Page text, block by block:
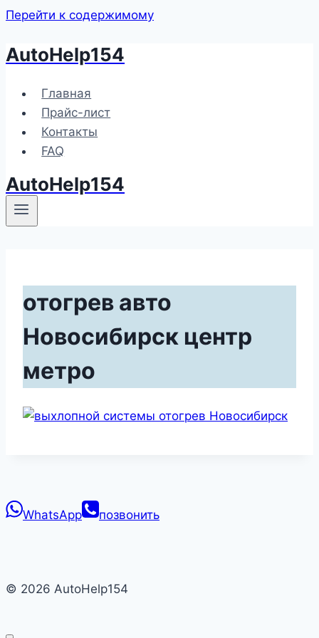
Перейти к содержимому
AutoHelp154
Главная
Прайс-лист
Контакты
FAQ
AutoHelp154
отогрев авто
Новосибирск центр
метро
WhatsApp позвонить
© 2026 AutoHelp154